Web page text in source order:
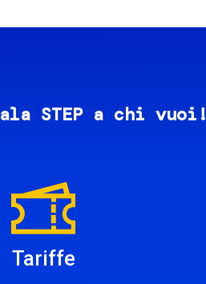
STEP a chi vuoi!
Tariffe